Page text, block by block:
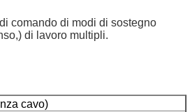
comando di modi di sostegno
di lavoro multipli.
cavo)